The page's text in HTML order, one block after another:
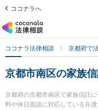
ココナラへ
ココナラ法律相談 京都府で
京都市南区の家族
京都府の京都市南区で家族信託
料や休日面談に対応している弁